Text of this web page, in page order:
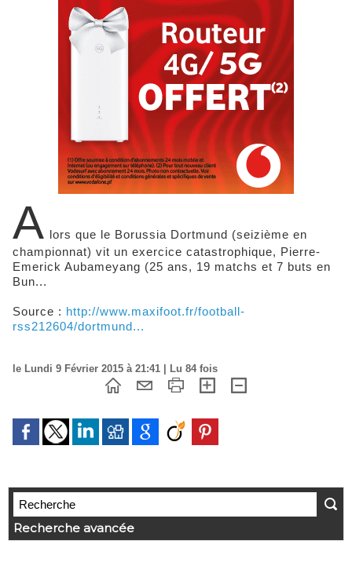
A lors que le Borussia Dortmund (seizième en
championnat) vit un exercice catastrophique, Pierre-
Emerick Aubameyang (25 ans, 19 matchs et 7 buts en
Bun...
Source : http://www.maxifoot.fr/football-
rss212604/dortmund...
le Lundi 9 Février 2015 à 21:41 | Lu 84 fois
Recherche avancée